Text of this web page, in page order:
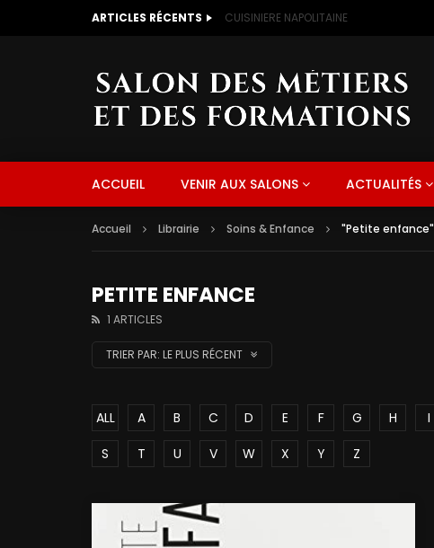
ARTICLES RÉCENTS CUISINIERE NAPOLITAINE
ACCUEIL VENIR AUX SALONS ACTUALITÉS
Accueil Librairie Soins & Enfance "Petite enfance"
PETITE ENFANCE
1 ARTICLES
TRIER PAR: LE PLUS RÉCENT
ALL A B C D E F G H I
S
T U V W X Y Z